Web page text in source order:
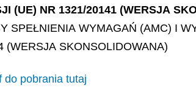
(UE) NR 1321/20141 (WERSJA
SPEŁNIENIA WYMAGAŃ (AMC) I
(WERSJA SKONSOLIDOWANA)
do pobrania tutaj